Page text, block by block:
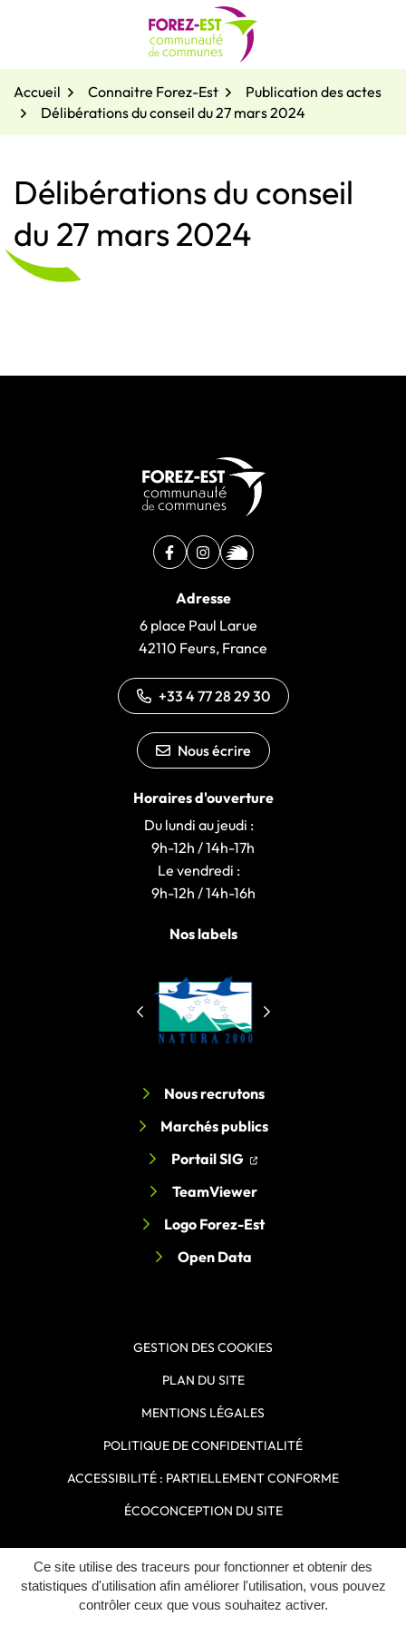
Ce site utilise des traceurs pour fonctionner et obtenir des
statistiques d'utilisation afin améliorer l'utilisation, vous pouvez
contrôler ceux que vous souhaitez activer.
Accueil
Connaitre Forez-Est
Publication des actes
Délibérations du conseil du 27 mars 2024
Délibérations du conseil
du 27 mars 2024
Facebook
(ouverture dans un nouvel onglet)
Instagram
(ouverture dans un nouvel
illiwap
(ouverture dans un nouvel
Adresse
6 place Paul Larue
42110 Feurs, France
+33 4 77 28 29 30
Nous écrire
Horaires d'ouverture
Du lundi au jeudi :
9h-12h / 14h-17h
Le vendredi :
9h-12h / 14h-16h
Nos labels
Nous recrutons
Marchés publics
Portail SIG (ouverture dans un
(ouverture dans un
TeamViewer
Logo Forez-Est
Open Data
GESTION DES COOKIES
PLAN DU SITE
MENTIONS LÉGALES
POLITIQUE DE CONFIDENTIALITÉ
ACCESSIBILITÉ : PARTIELLEMENT CONFORME
ÉCOCONCEPTION DU SITE
Site réalisé parInovagora (ouverture dans un